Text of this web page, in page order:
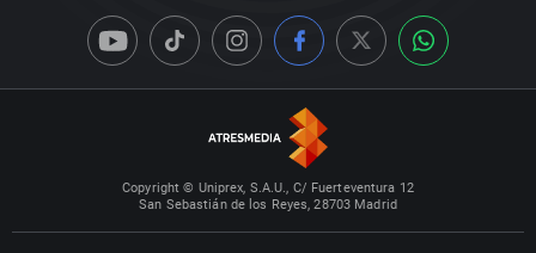
Copyright © Uniprex, S.A.U., C/ Fuerteventura 12
San Sebastián de los Reyes, 28703 Madrid